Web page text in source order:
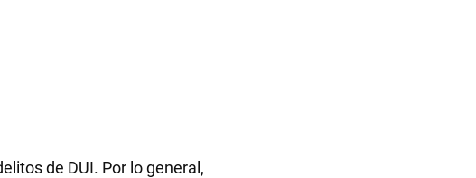
de DUI. Por lo general,